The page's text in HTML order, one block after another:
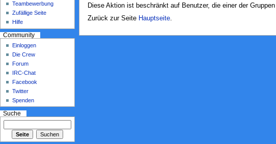
Diese Aktion ist beschränkt auf Benutzer, die einer der Gruppen „
Zurück zur Seite Hauptseite.
Teambewerbung
Zufällige Seite
Hilfe
Community
Einloggen
Die Crew
Forum
IRC-Chat
Facebook
Twitter
Spenden
Suche